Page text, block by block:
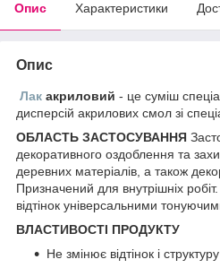
Опис Характеристики
Опис
Лак акриловий - це суміш
дисперсій акрилових смол зі
ОБЛАСТЬ ЗАСТОСУВАННЯ
декоративного оздоблення та
деревних матеріалів, а також
Призначений для внутрішніх
відтінок універсальними
ВЛАСТИВОСТІ ПРОДУКТУ
Не змінює відтінок і